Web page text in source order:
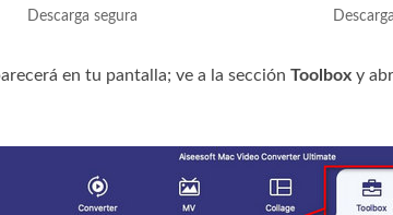
Descarga segura
en tu pantalla; ve a la sección Toolbox y